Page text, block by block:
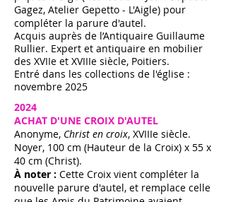
Gagez, Atelier Gepetto - L'Aigle) pour
compléter la parure d'autel.
Acquis auprès de l’Antiquaire Guillaume
Rullier. Expert et antiquaire en mobilier
des XVIIe et XVIIIe siècle, Poitiers.
Entré dans les collections de l'église :
novembre 2025​
2024
ACHAT D'UNE CROIX D'AUTEL
Anonyme, Christ en croix, XVIIIe siècle.
Noyer, 100 cm (Hauteur de la Croix) x 55 x
40 cm (Christ).
À noter : Cette Croix vient compléter la
nouvelle parure d'autel, et remplace celle